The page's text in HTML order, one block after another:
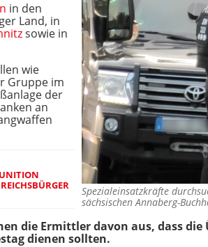
Spezialeinsatzkräfte
sächsischen Annaberg-
in den
Land, in
sowie in
wie
Gruppe im
der
an
(
die Ermittler davon aus, dass
dienen sollten.